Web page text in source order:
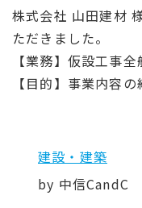
株式会社 山田建材
ただきました。
【業務】仮設工事全
【目的】事業内容の
建設・建築
by 中信CandC